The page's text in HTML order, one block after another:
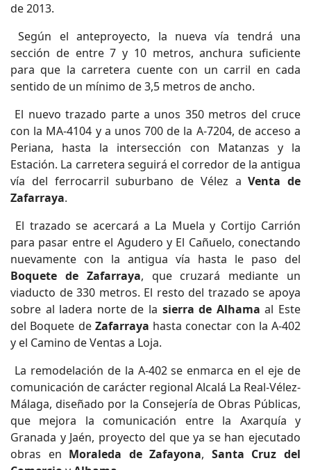
de 2013.
Según el anteproyecto, la nueva vía tendrá una
sección de entre 7 y 10 metros, anchura suficiente
para que la carretera cuente con un carril en cada
sentido de un mínimo de 3,5 metros de ancho.
El nuevo trazado parte a unos 350 metros del cruce
con la MA-4104 y a unos 700 de la A-7204, de acceso a
Periana, hasta la intersección con Matanzas y la
Estación. La carretera seguirá el corredor de la antigua
vía del ferrocarril suburbano de Vélez aVenta de
Zafarraya.
El trazado se acercará a La Muela y Cortijo Carrión
para pasar entre el Agudero y El Cañuelo, conectando
nuevamente con la antigua vía hasta le paso del
Boquete de Zafarraya, que cruzará mediante un
viaducto de 330 metros. El resto del trazado se apoya
sobre al ladera norte de la sierra de Alhama al Este
del Boquete de Zafarraya hasta conectar con la A-402
y el Camino de Ventas a Loja.
La remodelación de la A-402 se enmarca en el eje de
comunicación de carácter regional Alcalá La Real-Vélez-
Málaga, diseñado por la Consejería de Obras Públicas,
que mejora la comunicación entre la Axarquía y
Granada y Jaén, proyecto del que ya se han ejecutado
obras en Moraleda de Zafayona, Santa Cruz del